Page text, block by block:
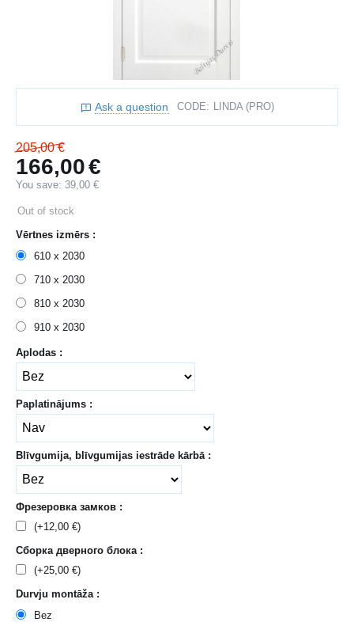
Ask a question CODE: LINDA (PRO)
205,00 €
166,00€
You save:39,00 €
Out of stock
Vērtnes izmērs :
610 x 2030
710 x 2030
810 x 2030
910 x 2030
Aplodas :
Paplatinājums :
Blīvgumija, blīvgumijas iestrāde kārbā :
Фрезеровка замков :
(+12,00 €)
Сборка дверного блока :
(+25,00 €)
Durvju montāža :
Bez